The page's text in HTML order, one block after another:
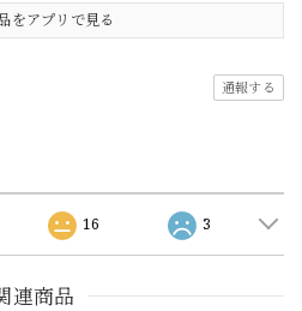
をアプリで見る
通報する
16 3
連商品